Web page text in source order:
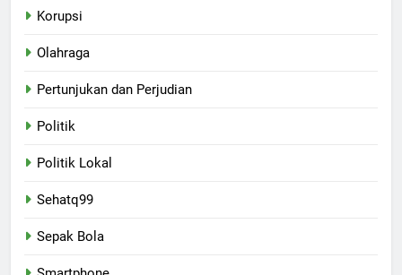
Korupsi
Olahraga
Pertunjukan dan Perjudian
Politik
Politik Lokal
Sehatq99
Sepak Bola